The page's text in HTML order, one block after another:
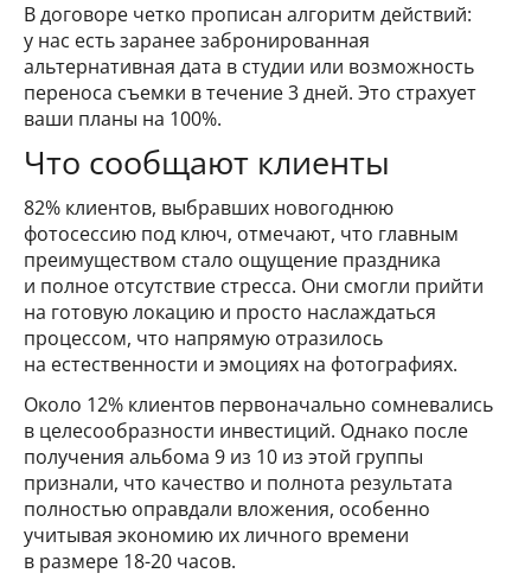
В договоре четко прописан алгоритм действий:
у нас есть заранее забронированная
альтернативная дата в студии или возможность
переноса съемки в течение 3 дней. Это страхует
ваши планы на 100%.
Что сообщают клиенты
82% клиентов, выбравших новогоднюю
фотосессию под ключ, отмечают, что главным
преимуществом стало ощущение праздника
и полное отсутствие стресса. Они смогли прийти
на готовую локацию и просто наслаждаться
процессом, что напрямую отразилось
на естественности и эмоциях на фотографиях.
Около 12% клиентов первоначально сомневались
в целесообразности инвестиций. Однако после
получения альбома 9 из 10 из этой группы
признали, что качество и полнота результата
полностью оправдали вложения, особенно
учитывая экономию их личного времени
в размере 18-20 часов.